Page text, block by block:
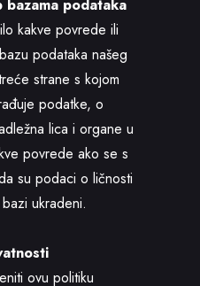
bazama podataka
kakve povrede ili
podataka našeg
strane s kojom
podatke, o
lica i organe u
povrede ako se s
su podaci o ličnosti
ukradeni.
ovu politiku